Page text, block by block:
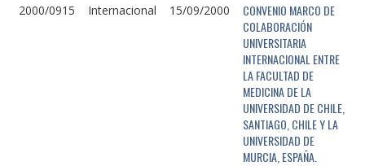
2000/0915 Internacional 15/09/2000
CONVENIO MARCO DE
COLABORACIÓN
UNIVERSITARIA
INTERNACIONAL ENTRE
LA FACULTAD DE
MEDICINA DE LA
UNIVERSIDAD DE CHILE,
SANTIAGO, CHILE Y LA
UNIVERSIDAD DE
MURCIA, ESPAÑA.